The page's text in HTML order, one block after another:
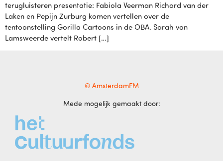
terugluisteren presentatie: Fabiola Veerman Richard van der
Laken en Pepijn Zurburg komen vertellen over de
tentoonstelling Gorilla Cartoons in de OBA. Sarah van
Lamsweerde vertelt Robert […]
© AmsterdamFM
Mede mogelijk gemaakt door: